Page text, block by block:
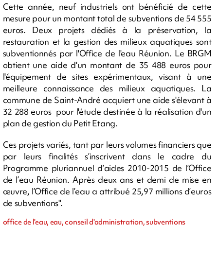
Cette année, neuf industriels ont bénéficié de cette
mesure pour un montant total de subventions de 54 555
euros. Deux projets dédiés à la préservation, la
restauration et la gestion des milieux aquatiques sont
subventionnés par l'Office de l'eau Réunion. Le BRGM
obtient une aide d'un montant de 35 488 euros pour
l'équipement de sites expérimentaux, visant à une
meilleure connaissance des milieux aquatiques. La
commune de Saint-André acquiert une aide s'élevant à
32 288 euros pour l'étude destinée à la réalisation d'un
plan de gestion du Petit Etang.
Ces projets variés, tant par leurs volumes financiers que
par leurs finalités s’inscrivent dans le cadre du
Programme pluriannuel d’aides 2010-2015 de l’Office
de l’eau Réunion. Après deux ans et demi de mise en
œuvre, l’Office de l’eau a attribué 25,97 millions d’euros
de subventions".
office de l'eau, eau, conseil d'administration, subventions